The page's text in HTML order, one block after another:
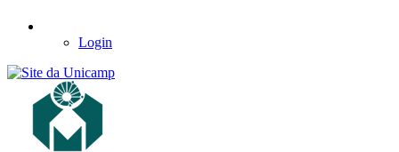
Login